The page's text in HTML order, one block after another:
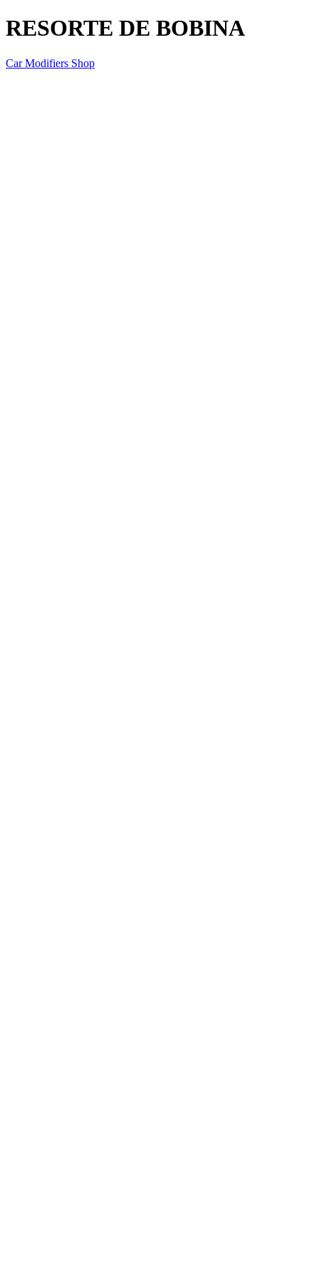
RESORTE DE BOBINA
Car Modifiers Shop